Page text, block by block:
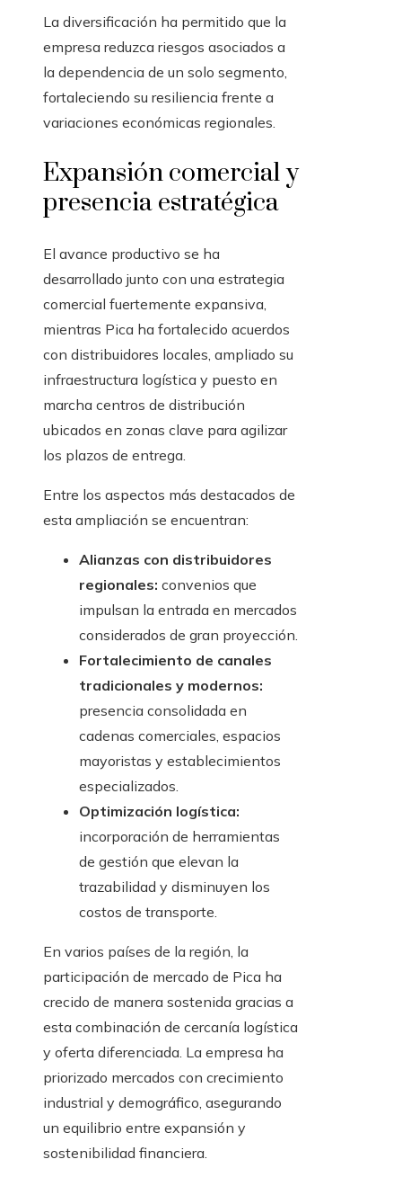
La diversificación ha permitido que la
empresa reduzca riesgos asociados a
la dependencia de un solo segmento,
fortaleciendo su resiliencia frente a
variaciones económicas regionales.
Expansión comercial y
presencia estratégica
El avance productivo se ha
desarrollado junto con una estrategia
comercial fuertemente expansiva,
mientras Pica ha fortalecido acuerdos
con distribuidores locales, ampliado su
infraestructura logística y puesto en
marcha centros de distribución
ubicados en zonas clave para agilizar
los plazos de entrega.
Entre los aspectos más destacados de
esta ampliación se encuentran:
Alianzas con distribuidores
regionales: convenios que
impulsan la entrada en mercados
considerados de gran proyección.
Fortalecimiento de canales
tradicionales y modernos:
presencia consolidada en
cadenas comerciales, espacios
mayoristas y establecimientos
especializados.
Optimización logística:
incorporación de herramientas
de gestión que elevan la
trazabilidad y disminuyen los
costos de transporte.
En varios países de la región, la
participación de mercado de Pica ha
crecido de manera sostenida gracias a
esta combinación de cercanía logística
y oferta diferenciada. La empresa ha
priorizado mercados con crecimiento
industrial y demográfico, asegurando
un equilibrio entre expansión y
sostenibilidad financiera.